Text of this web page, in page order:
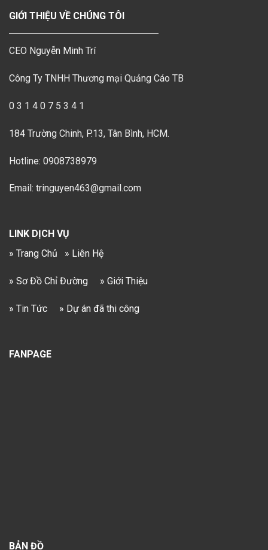
GIỚI THIỆU VỀ CHÚNG TÔI
CEO Nguyễn Minh Trí
Công Ty TNHH Thương mại Quảng Cáo TB
0 3 1 4 0 7 5 3 4 1
184 Trường Chinh, P.13, Tân Bình, HCM.
Hotline: 0908738979
Email: tringuyen463@gmail.com
LINK DỊCH VỤ
» Trang Chủ
» Liên Hệ
» Sơ Đồ Chỉ Đường » Giới Thiệu
» Tin Tức » Dự án đã thi công
FANPAGE
BẢN ĐỒ